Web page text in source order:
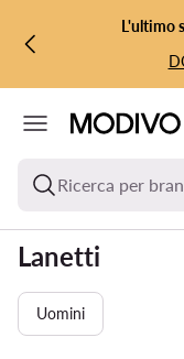
VAI AL CONTENUTO
VAI ALLA RICERCA
L'ultimo
Ricerca per
Lanetti
Uomini